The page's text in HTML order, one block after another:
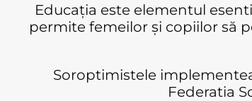
Educația este elementul
permite femeilor și copiilor să
Soroptimistele
Federatia